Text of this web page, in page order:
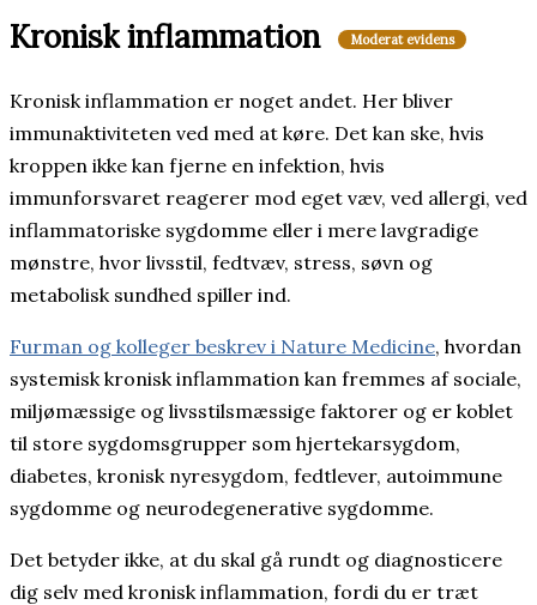
Kronisk inflammation Moderat evidens
Kronisk inflammation er noget andet. Her bliver
immunaktiviteten ved med at køre. Det kan ske, hvis
kroppen ikke kan fjerne en infektion, hvis
immunforsvaret reagerer mod eget væv, ved allergi, ved
inflammatoriske sygdomme eller i mere lavgradige
mønstre, hvor livsstil, fedtvæv, stress, søvn og
metabolisk sundhed spiller ind.
Furman og kolleger beskrev i Nature Medicine, hvordan
systemisk kronisk inflammation kan fremmes af sociale,
miljømæssige og livsstilsmæssige faktorer og er koblet
til store sygdomsgrupper som hjertekarsygdom,
diabetes, kronisk nyresygdom, fedtlever, autoimmune
sygdomme og neurodegenerative sygdomme.
Det betyder ikke, at du skal gå rundt og diagnosticere
dig selv med kronisk inflammation, fordi du er træt